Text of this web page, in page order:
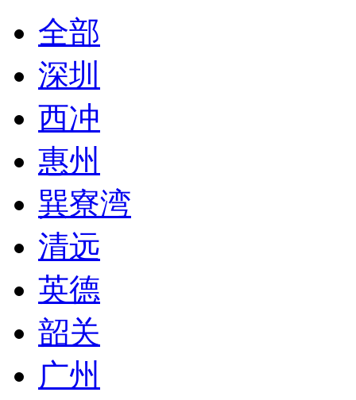
全部
深圳
西冲
惠州
巽寮湾
清远
英德
韶关
广州